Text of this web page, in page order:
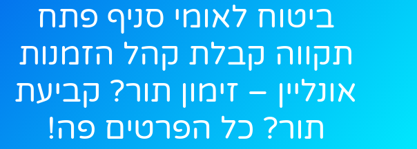
ביטוח לאומי סניף פתח
תקווה קבלת קהל הזמנות
אונליין – זימון תור? קביעת
תור? כל הפרטים פה!